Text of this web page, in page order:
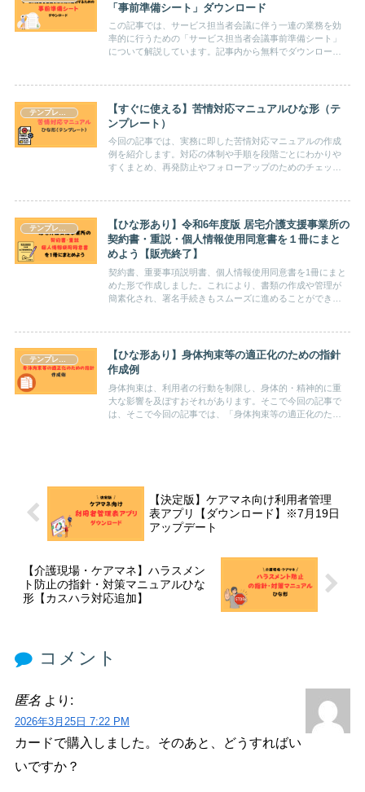
「事前準備シート」ダウンロード
この記事では、サービス担当者会議に伴う一連の業務を効
率的に行うための「サービス担当者会議事前準備シート」
について解説しています。記事内から無料でダウンロード
【すぐに使える】苦情対応マニュアルひな形（テ
ンプレート）
今回の記事では、実務に即した苦情対応マニュアルの作成
例を紹介します。対応の体制や手順を段階ごとにわかりや
すくまとめ、再発防止やフォローアップのためのチェック
テンプレート
【ひな形あり】令和6年度版 居宅介護支援事業所の
契約書・重説・個人情報使用同意書を１冊にまと
めよう【販売終了】
契約書、重要事項説明書、個人情報使用同意書を1冊にまと
めた形で作成しました。これにより、書類の作成や管理が
簡素化され、署名手続きもスムーズに進めることができま
【ひな形あり】身体拘束等の適正化のための指針
作成例
身体拘束は、利用者の行動を制限し、身体的・精神的に重
大な影響を及ぼすおそれがあります。そこで今回の記事で
は、そこで今回の記事では、「身体拘束等の適正化のため
【決定版】ケアマネ向け利用者管理
表アプリ【ダウンロード】※7月19日
アップデート
【介護現場・ケアマネ】ハラスメン
ト防止の指針・対策マニュアルひな
形【カスハラ対応追加】
コメント
匿名 より:
2026年3月25日 7:22 PM
カードで購入しました。そのあと、どうすればい
いですか？